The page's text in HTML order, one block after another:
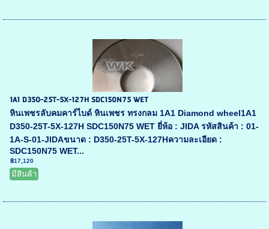
1A1 D350-25T-5X-127H SDC150N75 WET
หินเพชรลับคมคาร์ไบด์ หินเพชร ทรงกลม 1A1 Diamond wheel1A1
D350-25T-5X-127H SDC150N75 WET ยี่ห้อ : JIDA รหัสสินค้า : 01-
1A-S-01-JIDAขนาด : D350-25T-5X-127Hความละเอียด :
SDC150N75 WET...
฿17,120
มีสินค้า